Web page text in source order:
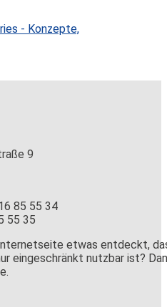
9
85 55 34
55 35
etwas entdeckt,
eingeschränkt nutzbar ist?